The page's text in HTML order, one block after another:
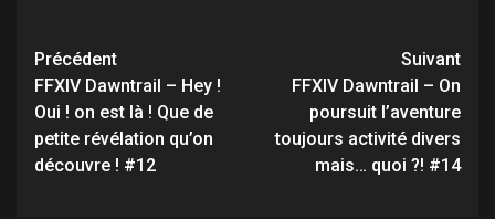
Navigation
d’article
Précédent
FFXIV Dawntrail – Hey !
Oui ! on est là ! Que de
petite révélation qu’on
découvre ! #12
Suivant
FFXIV Dawntrail – On
poursuit l’aventure
toujours activité divers
mais… quoi ?! #14